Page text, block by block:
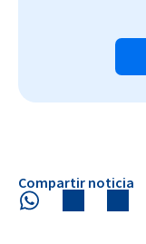
Compartir noticia